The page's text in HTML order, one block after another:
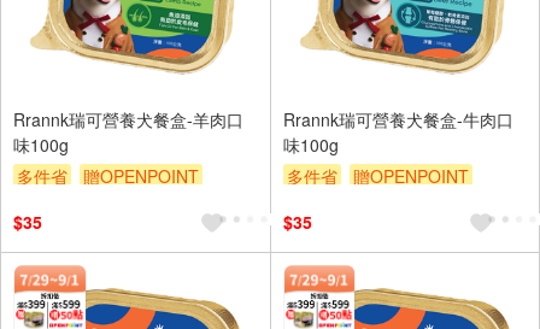
Rrannk瑞可營養犬餐盒-羊肉口
味100g
多件省
贈OPENPOINT
$35
Rrannk瑞可營養犬餐盒-牛肉口
味100g
多件省
贈OPENPOINT
$35